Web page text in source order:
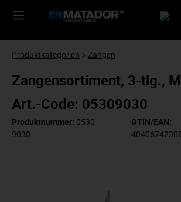
Produktkategorien Zangen
Zangensortiment, 3-tlg.,
Art.-Code: 05309030
Produktnummer: 0530
9030
GTIN/EAN: